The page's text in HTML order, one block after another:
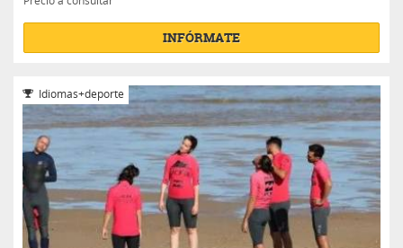
INFÓRMATE
Idiomas+deporte